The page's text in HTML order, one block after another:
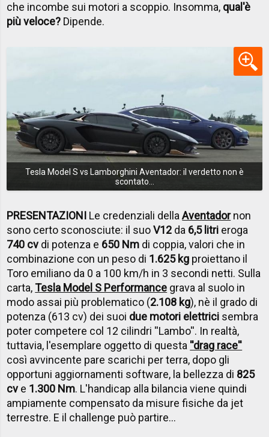
che incombe sui motori a scoppio. Insomma, qual'è
più veloce? Dipende.
Tesla Model S vs Lamborghini Aventador: il verdetto non è
scontato...
PRESENTAZIONI Le credenziali dellaAventadornon
sono certo sconosciute: il suoV12 da 6,5 litri eroga
740 cvdi potenza e 650 Nm di coppia, valori che in
combinazione con un peso di 1.625 kg proiettano il
Toro emiliano da 0 a 100 km/h in 3 secondi netti. Sulla
carta,Tesla Model S Performance grava al suolo in
modo assai più problematico (2.108 kg), nè il grado di
potenza (613 cv) dei suoi due motori elettrici sembra
poter competere col 12 cilindri ''Lambo''. In realtà,
tuttavia, l'esemplare oggetto di questa ''drag race''
così avvincente pare scarichi per terra, dopo gli
opportuni aggiornamenti software, la bellezza di 825
cve 1.300 Nm. L'handicap alla bilancia viene quindi
ampiamente compensato da misure fisiche da jet
terrestre. E il challenge può partire...